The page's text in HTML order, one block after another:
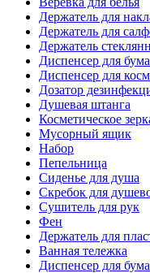
Держатель для
Держатель для
Держатель
Диспенсер для
Диспенсер для
Дозатор
Душевая штанга
Косметическое
Мусорный ящик
Набор
Пепельница
Сиденье для душа
Скребок для
Сушитель для рук
Фен
Держатель для
Ванная тележка
Диспенсер для